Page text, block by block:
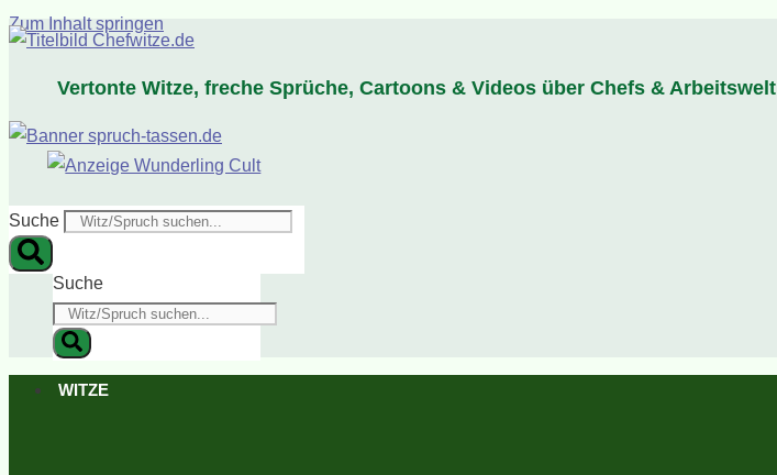
Zum Inhalt springen
Vertonte Witze, freche Sprüche, Cartoons & Videos über Chefs & Arbeitswelt
Suche
Suche
WITZE